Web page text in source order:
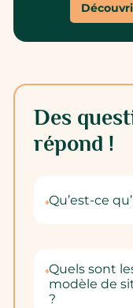
Des
répond !
Qu’est-ce
Quels sont
modèle de
?